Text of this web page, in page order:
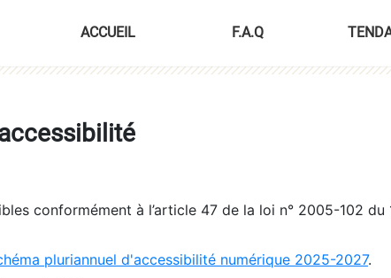
ACCUEIL F.A.Q
conformément à l’article 47 de la loi n° 2005-102 du
pluriannuel d'accessibilité numérique 2025-2027.